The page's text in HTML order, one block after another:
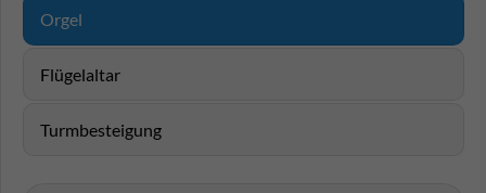
Maß­werk­giebel nach Osten abschloss. 1395 folgte die
südliche Fron­leichnams­kapelle. Die Inschrift zur Ein­
weihung dieses Bau­abschnitts nennt 1401 den berühmten
Charakteris­tisch sind die nach innen gezogenen Strebe­
Orgel
Flügelaltar
Turmbesteigung